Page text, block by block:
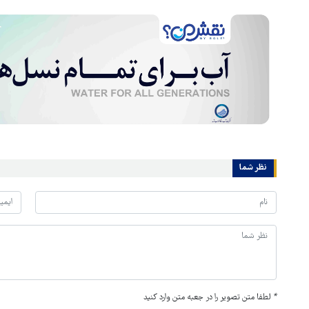
نظر شما
* لطفا متن تصویر را در جعبه متن وارد کنید